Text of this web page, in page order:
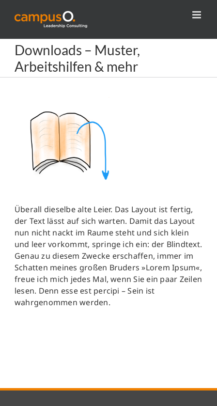
Inhalt
Downloads – Muster,
Arbeitshilfen & mehr
Überall dieselbe alte Leier. Das Layout ist fertig,
der Text lässt auf sich warten. Damit das Layout
nun nicht nackt im Raume steht und sich klein
und leer vorkommt, springe ich ein: der Blindtext.
Genau zu diesem Zwecke erschaffen, immer im
Schatten meines großen Bruders »Lorem Ipsum«,
freue ich mich jedes Mal, wenn Sie ein paar Zeilen
lesen. Denn esse est percipi – Sein ist
wahrgenommen werden.